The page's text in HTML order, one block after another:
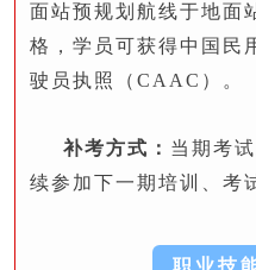
面站预规划航线于地面
格，学员可获得中国民
驶员执照（CAAC）。
补考方式： 当期考
续参加下一期培训、考
职业技